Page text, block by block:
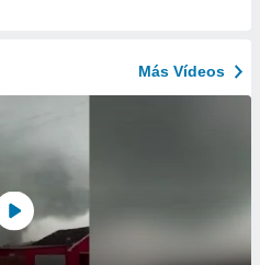
Más Vídeos